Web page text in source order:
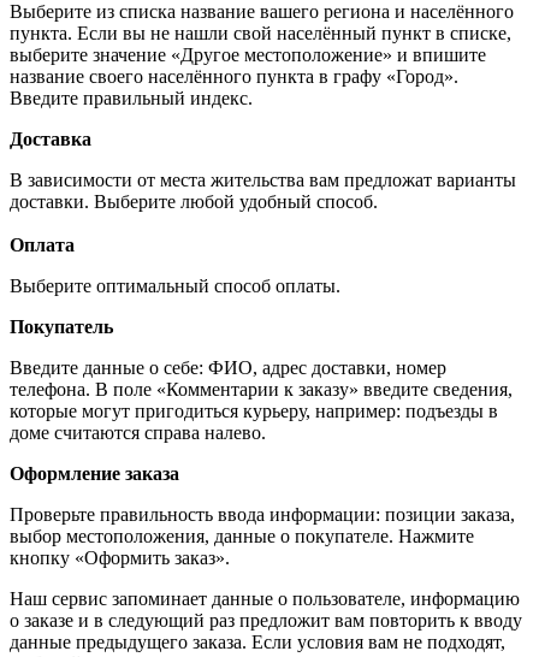
Выберите из списка название вашего региона и населённого
пункта. Если вы не нашли свой населённый пункт в списке,
выберите значение «Другое местоположение» и впишите
название своего населённого пункта в графу «Город».
Введите правильный индекс.
Доставка
В зависимости от места жительства вам предложат варианты
доставки. Выберите любой удобный способ.
Оплата
Выберите оптимальный способ оплаты.
Покупатель
Введите данные о себе: ФИО, адрес доставки, номер
телефона. В поле «Комментарии к заказу» введите сведения,
которые могут пригодиться курьеру, например: подъезды в
доме считаются справа налево.
Оформление заказа
Проверьте правильность ввода информации: позиции заказа,
выбор местоположения, данные о покупателе. Нажмите
кнопку «Оформить заказ».
Наш сервис запоминает данные о пользователе, информацию
о заказе и в следующий раз предложит вам повторить к вводу
данные предыдущего заказа. Если условия вам не подходят,